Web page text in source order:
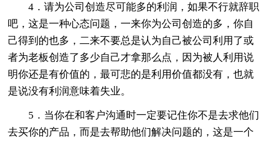
4．请为公司创造尽可能多的利润，如果不行就辞职
吧，这是一种心态问题，一来你为公司创造的多，你自
己得到的也多，二来不要总是认为自己被公司利用了或
者为老板创造了多少自己才拿那么点，因为被人利用说
明你还是有价值的，最可悲的是利用价值都没有，也就
是说没有利润意味着失业。
5．当你在和客户沟通时一定要记住你不是去求他们
去买你的产品，而是去帮助他们解决问题的，这是一个